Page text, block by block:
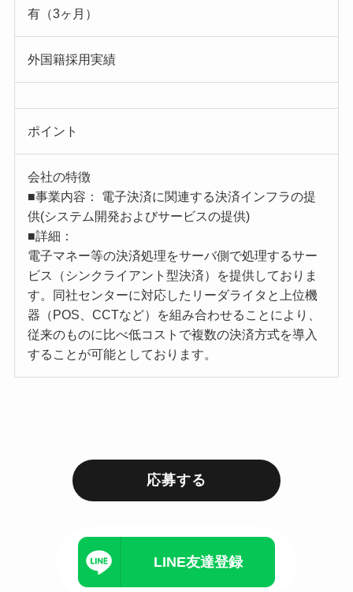
有（3ヶ月）
外国籍採用実績
ポイント
会社の特徴
■事業内容： 電子決済に関連する決済インフラの提
供(システム開発およびサービスの提供)
■詳細：
電子マネー等の決済処理をサーバ側で処理するサー
ビス（シンクライアント型決済）を提供しておりま
す。同社センターに対応したリーダライタと上位機
器（POS、CCTなど）を組み合わせることにより、
従来のものに比べ低コストで複数の決済方式を導入
することが可能としております。
応募する
LINE友達登録